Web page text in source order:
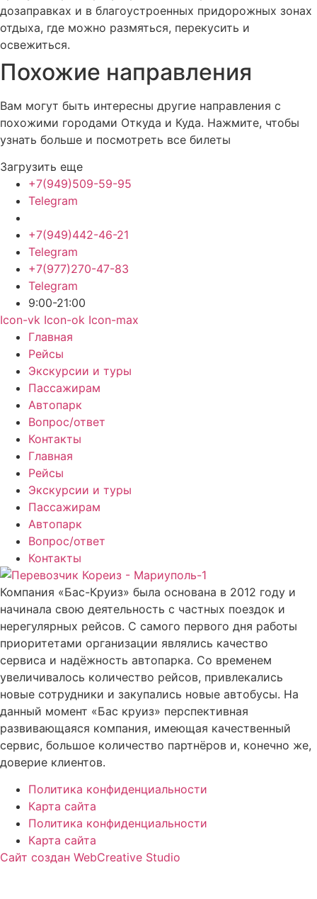
дозаправках и в благоустроенных придорожных зонах
отдыха, где можно размяться, перекусить и
освежиться.
Похожие направления
Вам могут быть интересны другие направления с
похожими городами Откуда и Куда. Нажмите, чтобы
узнать больше и посмотреть все билеты
Загрузить еще
+7(949)509-59-95
Telegram
+7(949)442-46-21
Telegram
+7(977)270-47-83
Telegram
9:00-21:00
Icon-vk Icon-ok Icon-max
Главная
Рейсы
Экскурсии и туры
Пассажирам
Автопарк
Вопрос/ответ
Контакты
Главная
Рейсы
Экскурсии и туры
Пассажирам
Автопарк
Вопрос/ответ
Контакты
Компания «Бас-Круиз» была основана в 2012 году и
начинала свою деятельность с частных поездок и
нерегулярных рейсов. С самого первого дня работы
приоритетами организации являлись качество
сервиса и надёжность автопарка. Со временем
увеличивалось количество рейсов, привлекались
новые сотрудники и закупались новые автобусы. На
данный момент «Бас круиз» перспективная
развивающаяся компания, имеющая качественный
сервис, большое количество партнёров и, конечно же,
доверие клиентов.
Политика конфиденциальности
Карта сайта
Политика конфиденциальности
Карта сайта
Сайт создан WebCreative Studio